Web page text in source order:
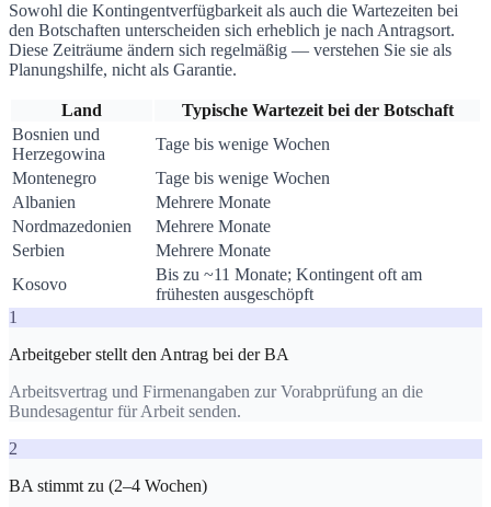
Sowohl die Kontingentverfügbarkeit als auch die Wartezeiten bei
den Botschaften unterscheiden sich erheblich je nach Antragsort.
Diese Zeiträume ändern sich regelmäßig — verstehen Sie sie als
Planungshilfe, nicht als Garantie.
Land
Typische Wartezeit bei der Botschaft
Bosnien und
Herzegowina
Tage bis wenige Wochen
Montenegro
Tage bis wenige Wochen
Albanien
Mehrere Monate
Nordmazedonien
Mehrere Monate
Serbien
Mehrere Monate
Kosovo
Bis zu ~11 Monate; Kontingent oft am
frühesten ausgeschöpft
1
Arbeitgeber stellt den Antrag bei der BA
Arbeitsvertrag und Firmenangaben zur Vorabprüfung an die
Bundesagentur für Arbeit senden.
2
BA stimmt zu (2–4 Wochen)